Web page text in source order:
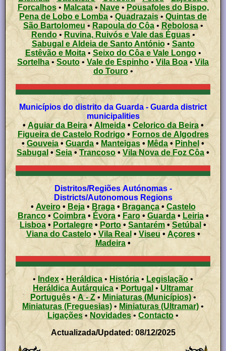
Forcalhos • Malcata•Nave•Pousafoles do Bispo,
Pena de Lobo e Lomba • Quadrazais•Quintas de
São Bartolomeu • Rapoula do Côa• Rebolosa•
Rendo• Ruvina, Ruivós e Vale das Éguas•
Sabugal e Aldeia de Santo António• Santo
Estêvão e Moita• Seixo do Côa e Vale Longo•
Sortelha •Souto• Vale de Espinho • Vila Boa • Vila
do Touro•
Municípios do distrito da Guarda - Guarda district
municipalities
• Aguiar da Beira• Almeida• Celorico da Beira•
Figueira de Castelo Rodrigo• Fornos de Algodres
• Gouveia • Guarda • Manteigas • Mêda • Pinhel •
Sabugal •Seia • Trancoso • Vila Nova de Foz Côa •
Distritos/Regiões Autónomas -
Districts/Autonomous Regions
• Aveiro• Beja• Braga• Bragança• Castelo
Branco• Coimbra• Évora• Faro• Guarda• Leiria•
Lisboa•Portalegre • Porto • Santarém • Setúbal•
Viana do Castelo• Vila Real • Viseu • Açores •
Madeira •
• Index • Heráldica • História • Legislação •
Heráldica Autárquica•Portugal • Ultramar
Português•A - Z• Miniaturas (Municípios)•
Miniaturas (Freguesias) • Miniaturas (Ultramar) •
Ligações• Novidades • Contacto•
Actualizada/Updated: 08/12/2025